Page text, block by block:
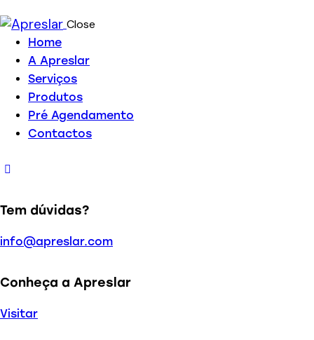
Close
Home
A Apreslar
Serviços
Produtos
Pré Agendamento
Contactos
Tem dúvidas?
info@apreslar.com
Conheça a Apreslar
Visitar